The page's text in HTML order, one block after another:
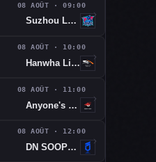
08 AOÛT · 09:00
Suzhou LNG Esports
08 AOÛT · 10:00
Hanwha Life Esports
08 AOÛT · 11:00
Anyone's Legend
08 AOÛT · 12:00
DN SOOPers